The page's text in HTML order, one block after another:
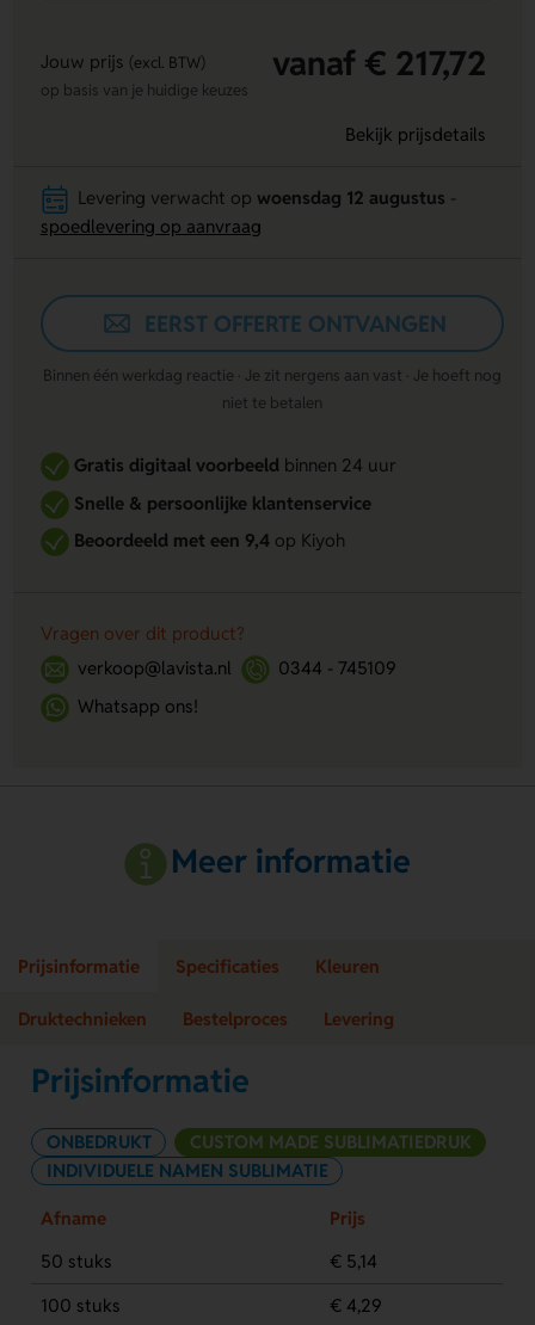
Jouw prijs (excl. BTW) vanaf € 217,72
op basis van je huidige keuzes
Bekijk prijsdetails
Levering verwacht op woensdag 12 augustus
spoedlevering op aanvraag
EERST OFFERTE ONTVANGEN
Binnen één werkdag reactie · Je zit nergens aan vast · Je hoeft nog
niet te betalen
Gratis digitaal voorbeeldbinnen 24 uur
Snelle & persoonlijke klantenservice
Beoordeeld met een 9,4op Kiyoh
Vragen over dit product?
verkoop@lavista.nl
0344 - 745109
Whatsapp ons!
Meer informatie
Prijsinformatie Specificaties Kleuren
Druktechnieken Bestelproces Levering
Prijsinformatie
ONBEDRUKT
CUSTOM MADE SUBLIMATIEDRUK
INDIVIDUELE NAMEN SUBLIMATIE
Afname
Prijs
50 stuks
€ 5,14
100 stuks
€ 4,29